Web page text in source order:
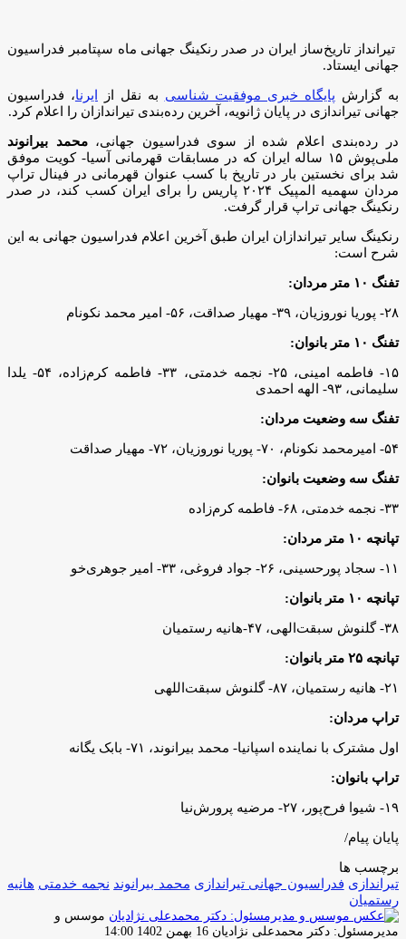
تیرانداز تاریخ‌ساز ایران در صدر رنکینگ جهانی ماه سپتامبر فدراسیون
جهانی ایستاد.
به گزارش پایگاه خبری موفقیت شناسی به نقل از ایرنا، فدراسیون
جهانی تیراندازی در پایان ژانویه، آخرین رده‌بندی تیراندازان را اعلام کرد.
در رده‌بندی اعلام شده از سوی فدراسیون جهانی،محمد بیرانوند
ملی‌پوش ۱۵ ساله ایران که در مسابقات قهرمانی آسیا- کویت موفق
شد برای نخستین بار در تاریخ با کسب عنوان قهرمانی در فینال تراپ
مردان سهمیه المپیک ۲۰۲۴ پاریس را برای ایران کسب کند، در صدر
رنکینگ جهانی تراپ قرار گرفت.
رنکینگ سایر تیراندازان ایران طبق آخرین اعلام فدراسیون جهانی به این
شرح است:
تفنگ ۱۰ متر مردان:
۲۸- پوریا نوروزیان، ۳۹- مهیار صداقت، ۵۶- امیر محمد نکونام
تفنگ ۱۰ متر بانوان:
۱۵- فاطمه امینی، ۲۵- نجمه خدمتی، ۳۳- فاطمه کرم‌زاده، ۵۴- یلدا
سلیمانی، ۹۳- الهه احمدی
تفنگ سه وضعیت مردان:
۵۴- امیرمحمد نکونام، ۷۰- پوریا نوروزیان، ۷۲- مهیار صداقت
تفنگ سه وضعیت بانوان:
۳۳- نجمه خدمتی، ۶۸- فاطمه کرم‌زاده
تپانچه ۱۰ متر مردان:
۱۱- سجاد پورحسینی، ۲۶- جواد فروغی، ۳۳- امیر جوهری‌خو
تپانچه ۱۰ متر بانوان:
۳۸- گلنوش سبقت‌الهی، ۴۷-هانیه رستمیان
تپانچه ۲۵ متر بانوان:
۲۱- هانیه رستمیان، ۸۷- گلنوش سبقت‌اللهی
تراپ مردان:
اول مشترک با نماینده اسپانیا- محمد بیرانوند، ۷۱- بابک یگانه
تراپ بانوان:
۱۹- شیوا فرح‌پور، ۲۷- مرضیه پرورش‌نیا
پایان پیام/
برچسب ها
تیراندازی فدراسیون جهانی تیراندازی محمد بیرانوند نجمه خدمتی هانیه
رستمیان
موسس و
مدیرمسئول: دکتر محمدعلی نژادیان ارسال
16 بهمن 1402 14:00